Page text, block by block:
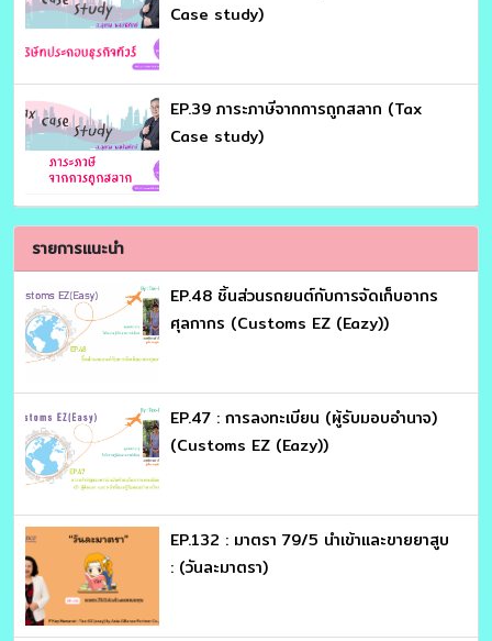
Case study)
EP.39 ภาระภาษีจากการถูกสลาก (Tax
Case study)
รายการแนะนำ
EP.48 ชิ้นส่วนรถยนต์กับการจัดเก็บอากร
ศุลกากร (Customs EZ (Eazy))
EP.47 : การลงทะเบียน (ผู้รับมอบอำนาจ)
(Customs EZ (Eazy))
EP.132 : มาตรา 79/5 นำเข้าและขายยาสูบ
: (วันละมาตรา)